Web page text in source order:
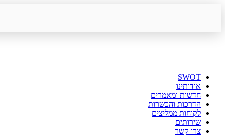
SWOT
אודותינו
חדשות ומאמרים
הדרכות והכשרות
לקוחות ממליצים
שירותים
צרו קשר